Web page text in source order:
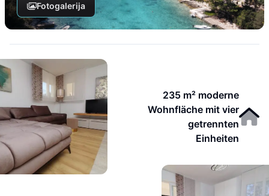
Fotogalerija
235 m² moderne
Wohnfläche mit vier
getrennten
Einheiten